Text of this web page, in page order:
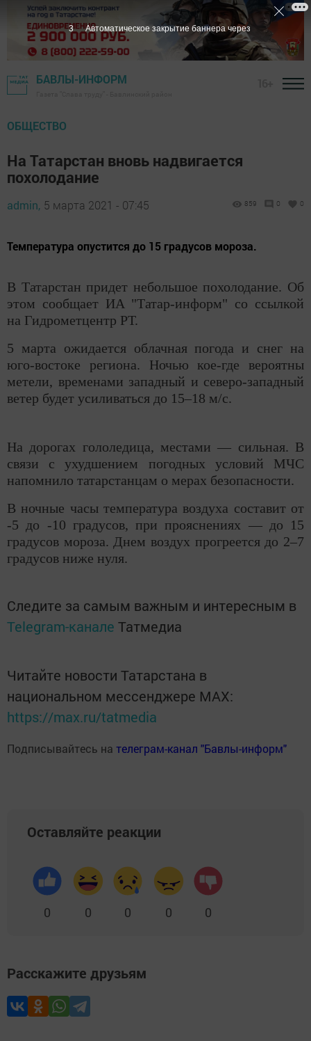
БАВЛЫ-ИНФОРМ
ОБЩЕСТВО
На Татарстан вновь надвигается
похолодание
admin, 5 марта 2021 - 07:45 859 0 0
Температура опустится до 15 градусов мороза.
В Татарстан придет небольшое похолодание. Об
этом сообщает ИА "Татар-информ" со ссылкой
на Гидрометцентр РТ.
5 марта ожидается облачная погода и снег на
юго-востоке региона. Ночью кое-где вероятны
метели, временами западный и северо-западный
ветер будет усиливаться до 15–18 м/с.
На дорогах гололедица, местами — сильная. В
связи с ухудшением погодных условий МЧС
напомнило татарстанцам о мерах безопасности.
В ночные часы температура воздуха составит от
-5 до -10 градусов, при прояснениях — до 15
градусов мороза. Днем воздух прогреется до 2–7
градусов ниже нуля.
Следите за самым важным и интересным в
Telegram-канале Татмедиа
Читайте новости Татарстана в
национальном мессенджере MАХ:
https://max.ru/tatmedia
Подписывайтесь на телеграм-канал "Бавлы-информ"
Оставляйте реакции
0 0 0 0 0
Расскажите друзьям
2 Автоматическое закрытие баннера через